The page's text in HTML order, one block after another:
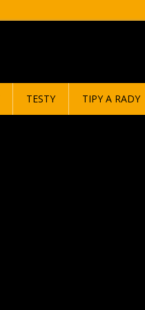
TESTY TIPY A RADY